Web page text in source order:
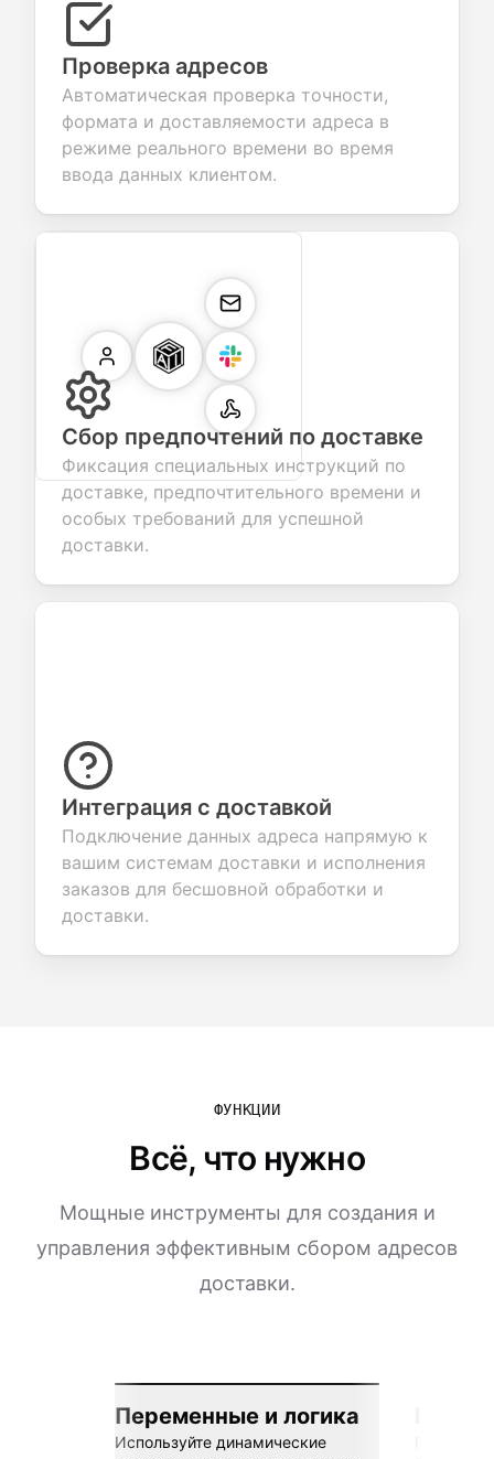
Проверка адресов
Автоматическая проверка точности,
формата и доставляемости адреса в
режиме реального времени во время
ввода данных клиентом.
Сбор предпочтений по доставке
Фиксация специальных инструкций по
доставке, предпочтительного времени и
особых требований для успешной
доставки.
Интеграция с доставкой
Подключение данных адреса напрямую к
вашим системам доставки и исполнения
заказов для бесшовной обработки и
доставки.
ФУНКЦИИ
Всё, что нужно
Мощные инструменты для создания и
управления эффективным сбором адресов
доставки.
Переменные и логика
Используйте динамические